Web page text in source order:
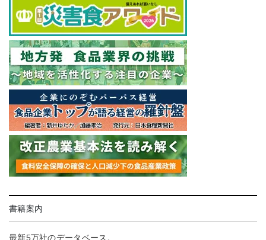
書籍案内
最新5万社のデータベース。